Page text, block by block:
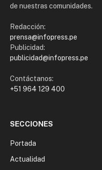
de nuestras comunidades.
Redacción:
prensa@infopress.pe
Publicidad:
publicidad@infopress.pe
Contáctanos:
+51 964 129 400
SECCIONES
Portada
Actualidad